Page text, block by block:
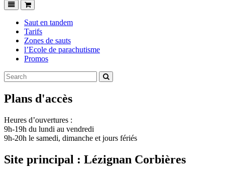
Navigation
Panier
Saut en tandem
Tarifs
Zones de sauts
l’Ecole de parachutisme
Promos
Plans d'accès
Heures d’ouvertures :
9h-19h du lundi au vendredi
9h-20h le samedi, dimanche et jours fériés
Site principal : Lézignan Corbières